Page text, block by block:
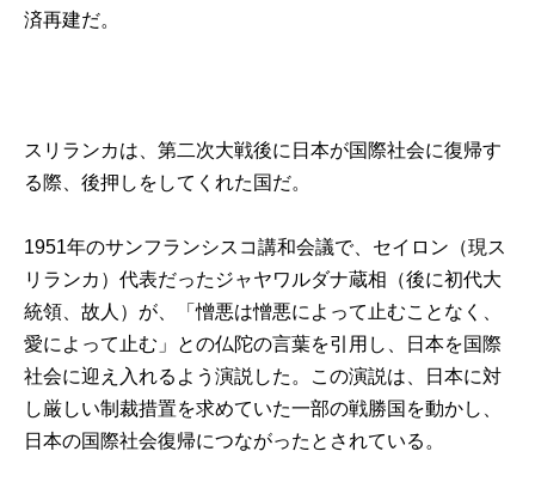
済再建だ。
スリランカは、第二次大戦後に日本が国際社会に復帰す
る際、後押しをしてくれた国だ。
1951年のサンフランシスコ講和会議で、セイロン（現ス
リランカ）代表だったジャヤワルダナ蔵相（後に初代大
統領、故人）が、「憎悪は憎悪によって止むことなく、
愛によって止む」との仏陀の言葉を引用し、日本を国際
社会に迎え入れるよう演説した。この演説は、日本に対
し厳しい制裁措置を求めていた一部の戦勝国を動かし、
日本の国際社会復帰につながったとされている。